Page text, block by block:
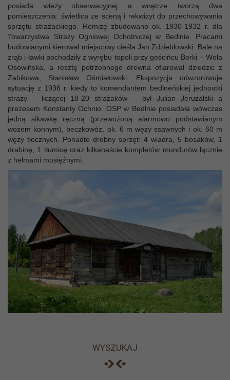
posiada wieży obserwacyjnej a wnętrze tworzą dwa
pomieszczenia: świetlica ze sceną i rekwizyt do przechowywania
sprzętu strażackiego. Remizę zbudowano ok. 1930-1932 r. dla
Towarzystwa Straży Ogniowej Ochotniczej w Bedlnie. Pracami
budowlanymi kierował miejscowy cieśla Jan Zdziebłowski. Bale na
zrąb i ławki pochodziły z wyrębu topoli przy gościńcu Borki – Wola
Osowińska, a resztę potrzebnego drewna ofiarował dziedzic z
Żabikowa, Stanisław Ośmiałowski. Ekspozycja odwzorowuje
sytuację z 1936 r. kiedy to komendantem bedlneńskiej jednostki
straży – liczącej 18-20 strażaków – był Julian Jeruzalski a
prezesem Konstanty Ochnio. OSP w Bedlnie posiadała wówczas
jedną sikawkę ręczną (przewożoną alarmowo podstawianym
wozem konnym), beczkowóz, ok. 6 m węży ssawnych i ok. 60 m
węży tłocznych. Ponadto drobny sprzęt: 4 wiadra, 5 bosaków, 1
drabinę, 1 tłumicę oraz kilkanaście kompletów mundurów łącznie
z hełmami mosiężnymi.
WYSZUKAJ